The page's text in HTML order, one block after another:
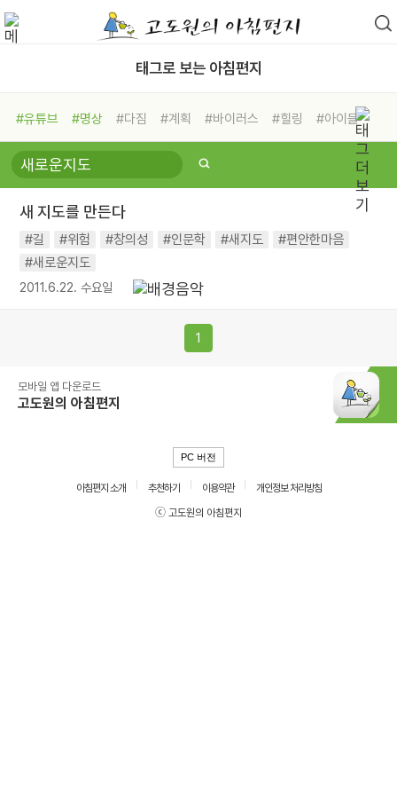
태그로 보는 아침편지
#유튜브 #명상 #다짐 #계획 #바이러스 #힐링
#아이들
#비전캠프
#독서캠프 #삶
#희망
#나눔 #친구 #링컨학교
#독서
#건강 #면역력
새 지도를 만든다
#길 #위험 #창의성 #인문학 #새지도
#편안한마음
#새로운지도
2011.6.22. 수요일
1
모바일 앱 다운로드
고도원의 아침편지
PC 버전
아침편지 소개 추천하기 이용약관
개인정보 처리방침
ⓒ 고도원의 아침편지